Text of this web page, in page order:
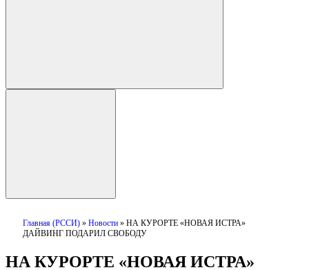
Главная (РССИ) » Новости » НА КУРОРТЕ «НОВАЯ ИСТРА»
ДАЙВИНГ ПОДАРИЛ СВОБОДУ
НА КУРОРТЕ «НОВАЯ ИСТРА»